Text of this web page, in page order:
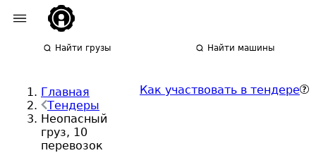
Найти грузы Найти машины
Главная
Тендеры
Неопасный
груз, 10
перевозок
Как участвовать в тендере